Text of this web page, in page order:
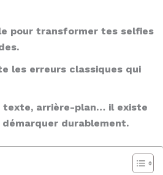
pour transformer tes selfies
les erreurs classiques qui
texte, arrière-plan… il existe
durablement.